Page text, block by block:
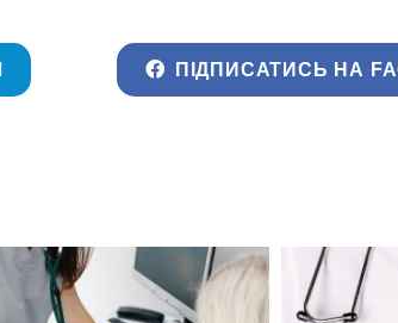
ПІДПИСАТИСЬ НА